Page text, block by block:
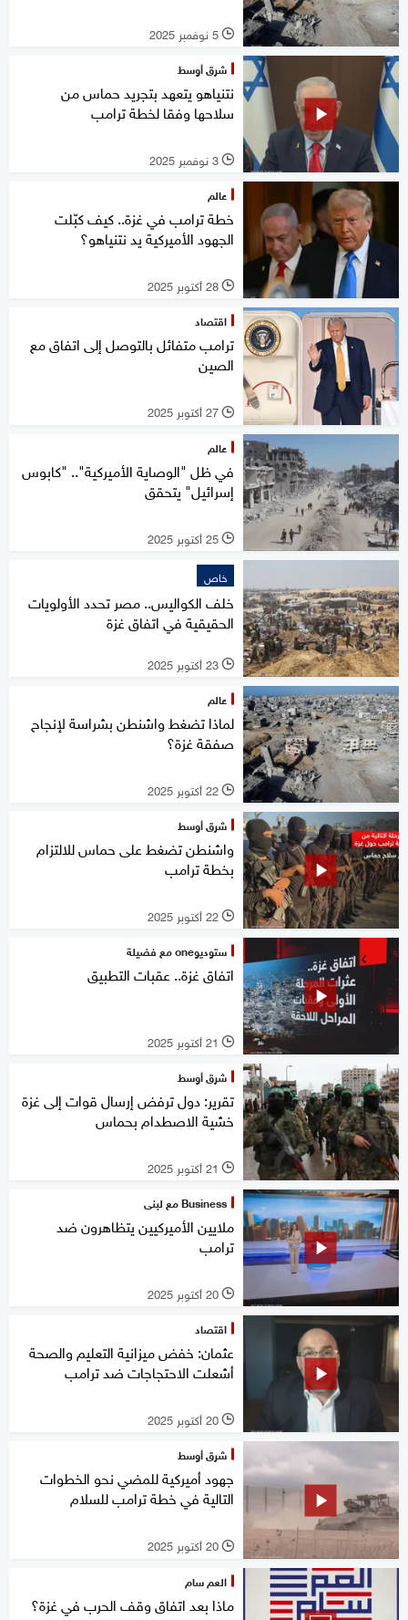
l 5 نوفمبر 2025
شرق أوسط
نتنياهو يتعهد بتجريد حماس من
سلاحها وفقا لخطة ترامب
l 3 نوفمبر 2025
عالم
خطة ترامب في غزة.. كيف كبّلت
الجهود الأميركية يد نتنياهو؟
l 28 أكتوبر 2025
اقتصاد
ترامب متفائل بالتوصل إلى اتفاق مع
الصين
l 27 أكتوبر 2025
عالم
في ظل "الوصاية الأميركية".. "كابوس
إسرائيل" يتحقق
l 25 أكتوبر 2025
خاص
خلف الكواليس.. مصر تحدد الأولويات
الحقيقية في اتفاق غزة
l 23 أكتوبر 2025
عالم
لماذا تضغط واشنطن بشراسة لإنجاح
صفقة غزة؟
l 22 أكتوبر 2025
شرق أوسط
واشنطن تضغط على حماس للالتزام
بخطة ترامب
l 22 أكتوبر 2025
ستوديوone مع فضيلة
اتفاق غزة.. عقبات التطبيق
l 21 أكتوبر 2025
شرق أوسط
تقرير: دول ترفض إرسال قوات إلى غزة
خشية الاصطدام بحماس
l 21 أكتوبر 2025
Business مع لبنى
ملايين الأميركيين يتظاهرون ضد
ترامب
l 20 أكتوبر 2025
اقتصاد
عثمان: خفض ميزانية التعليم والصحة
أشعلت الاحتجاجات ضد ترامب
l 20 أكتوبر 2025
شرق أوسط
جهود أميركية للمضي نحو الخطوات
التالية في خطة ترامب للسلام
l 20 أكتوبر 2025
العم سام
ماذا بعد اتفاق وقف الحرب في غزة؟